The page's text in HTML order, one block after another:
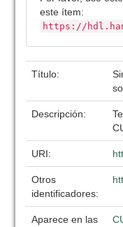
este ítem:
https://
Título:
Descripción:
URI:
Otros
identificadores:
Aparece en las